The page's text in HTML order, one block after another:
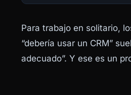
Para trabajo en solitario,
“debería usar un CRM”
adecuado”. Y ese es un